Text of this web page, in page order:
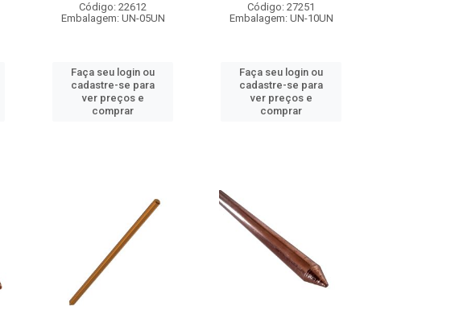
Código: 22612
Embalagem: UN-05UN
Faça seu login ou
cadastre-se para
ver preços e
comprar
Código: 27251
Embalagem: UN-10UN
Faça seu login ou
cadastre-se para
ver preços e
comprar